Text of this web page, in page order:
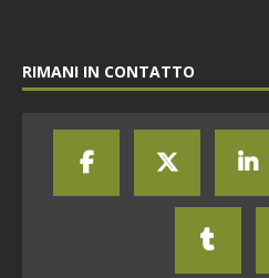
RIMANI IN CONTATTO